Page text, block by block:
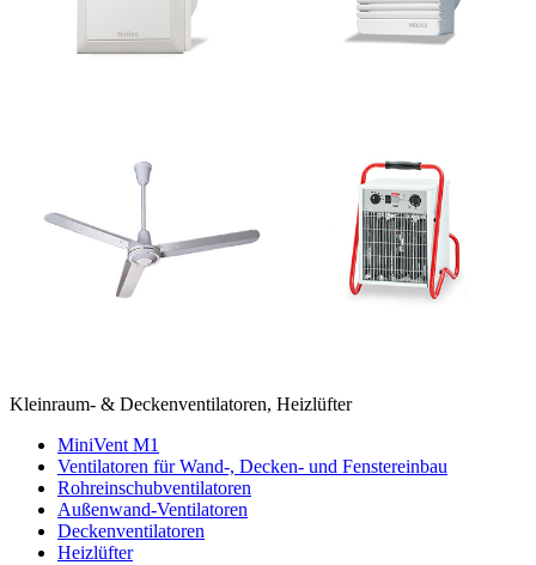
Kleinraum- & Deckenventilatoren, Heizlüfter
MiniVent M1
Ventilatoren für Wand-, Decken- und Fenstereinbau
Rohreinschubventilatoren
Außenwand-Ventilatoren
Deckenventilatoren
Heizlüfter